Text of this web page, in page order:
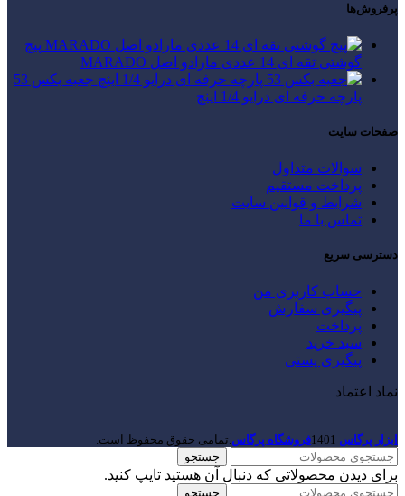
پرفروش‌ها
پیچ
گوشتی تقه ای 14 عددی مارادو اصل MARADO
جعبه بکس 53
پارچه حرفه ای درایو 1/4 اینچ
صفحات سایت
سوالات متداول
پرداخت مستقیم
شرایط و قوانین سایت
تماس با ما
دسترسی سریع
حساب کاربری من
پیگیری سفارش
پرداخت
سبد خرید
پیگیری پستی
نماد اعتماد
ابزار پرگاس 1401فروشگاه پرگاس.تمامی حقوق محفوظ است.
جستجو
برای دیدن محصولاتی که دنبال آن هستید تایپ کنید.
جستجو